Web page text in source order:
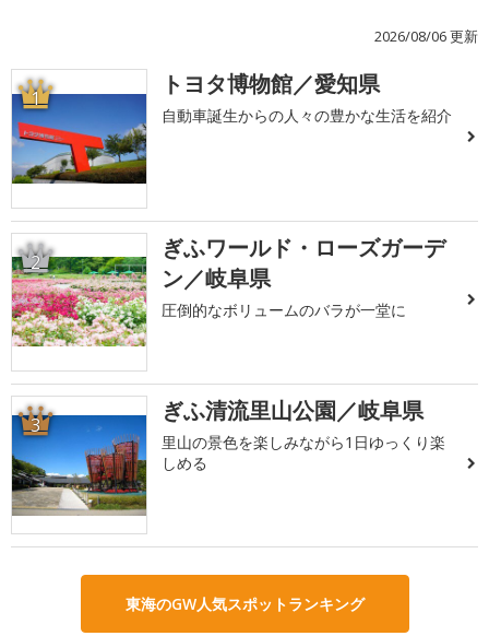
2026/08/06 更新
1 トヨタ博物館／愛知県
自動車誕生からの人々の豊かな生活を紹介
2
ぎふワールド・ローズガーデ
ン／岐阜県
圧倒的なボリュームのバラが一堂に
3 ぎふ清流里山公園／岐阜県
里山の景色を楽しみながら1日ゆっくり楽
しめる
東海のGW人気スポットランキング